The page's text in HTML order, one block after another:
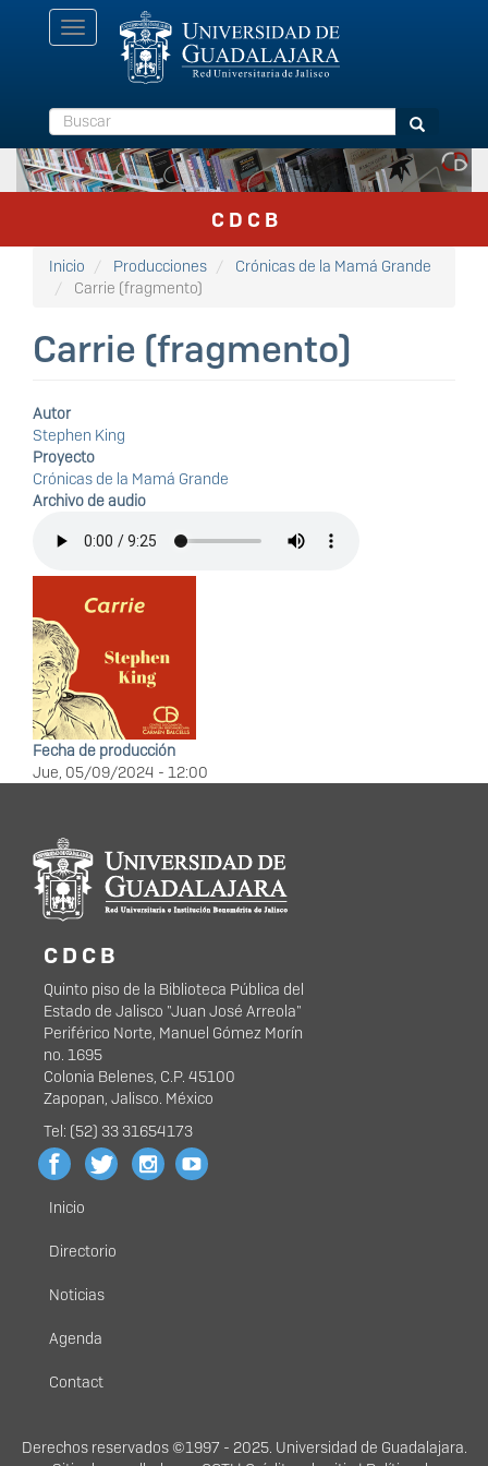
Toggle
navigation
Buscar Buscar
C D C B
Inicio Producciones
Crónicas de la Mamá Grande
Carrie (fragmento)
Carrie (fragmento)
Autor
Stephen King
Proyecto
Crónicas de la Mamá Grande
Archivo de audio
Fecha de producción
Jue, 05/09/2024 - 12:00
Información del
portal
C D C B
Quinto piso de la Biblioteca Pública del
Estado de Jalisco "Juan José Arreola"
Periférico Norte, Manuel Gómez Morín
no. 1695
Colonia Belenes, C.P. 45100
Zapopan, Jalisco. México
Tel: (52) 33 31654173
Menú
principal
Inicio
Directorio
Noticias
Agenda
Contact
Derechos
Derechos reservados ©1997 - 2025. Universidad de Guadalajara.